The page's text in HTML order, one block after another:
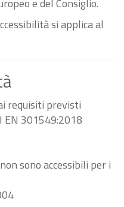
e del Consiglio.
si applica al
requisiti previsti
EN 301549:2018
sono accessibili per i